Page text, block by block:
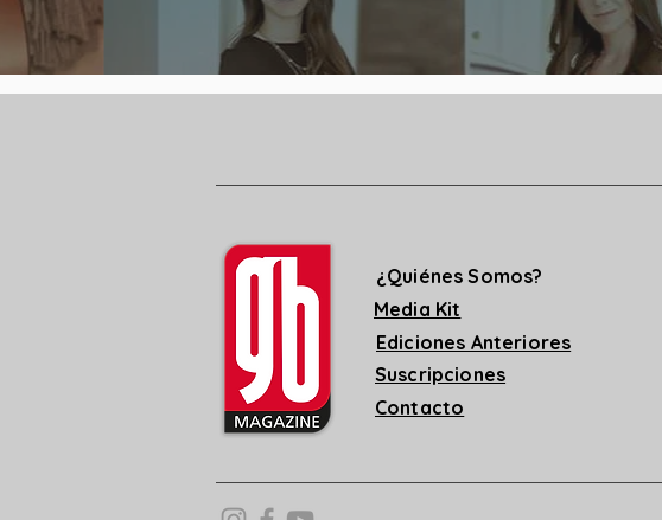
¿Quiénes Somos?
Media Kit
Ediciones Anteriores
Suscripciones
Contacto